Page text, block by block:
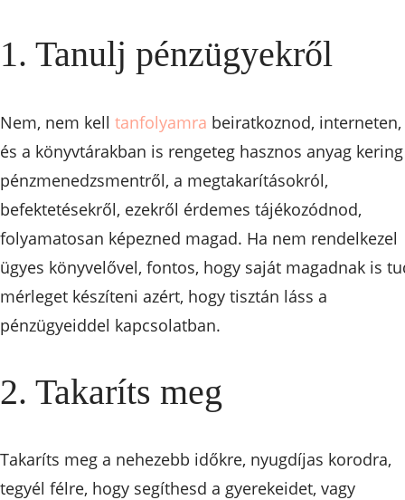
1. Tanulj pénzügyekről
Nem, nem kell tanfolyamra beiratkoznod, interneten,
és a könyvtárakban is rengeteg hasznos anyag
pénzmenedzsmentről, a megtakarításokról,
befektetésekről, ezekről érdemes tájékozódnod,
folyamatosan képezned magad. Ha nem rendelkezel
ügyes könyvelővel, fontos, hogy saját magadnak is
mérleget készíteni azért, hogy tisztán láss a
pénzügyeiddel kapcsolatban.
2. Takaríts meg
Takaríts meg a nehezebb időkre, nyugdíjas korodra,
tegyél félre, hogy segíthesd a gyerekeidet, vagy